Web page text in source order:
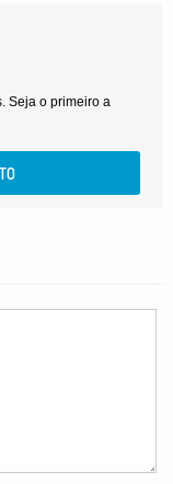
Seja o primeiro a